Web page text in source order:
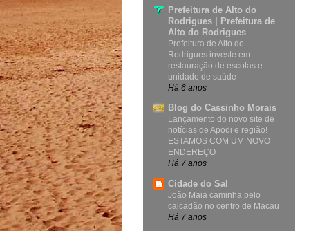
Prefeitura de Alto do
Rodrigues | Prefeitura de
Alto do Rodrigues
Prefeitura de Alto do
Rodrigues investe em
restauração de escolas e
unidade de saúde
Há 6 anos
Blog do Cassinho Morais
Lançamento do novo site de
notícias de Apodi e região!
ESTAMOS COM UM NOVO
ENDEREÇO
Há 7 anos
Cidade do Sal
João Maia caminha pelo
calcadão no centro de Macau
Há 7 anos